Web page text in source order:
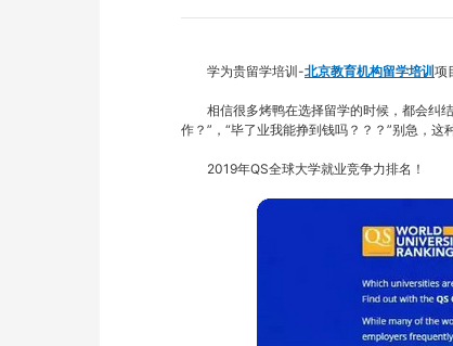
学为贵留学培训-北京教育机构留学培训 项
相信很多烤鸭在选择留学的时候，都会纠结
作？”，“毕了业我能挣到钱吗？？？”别急，
2019年QS全球大学就业竞争力排名！